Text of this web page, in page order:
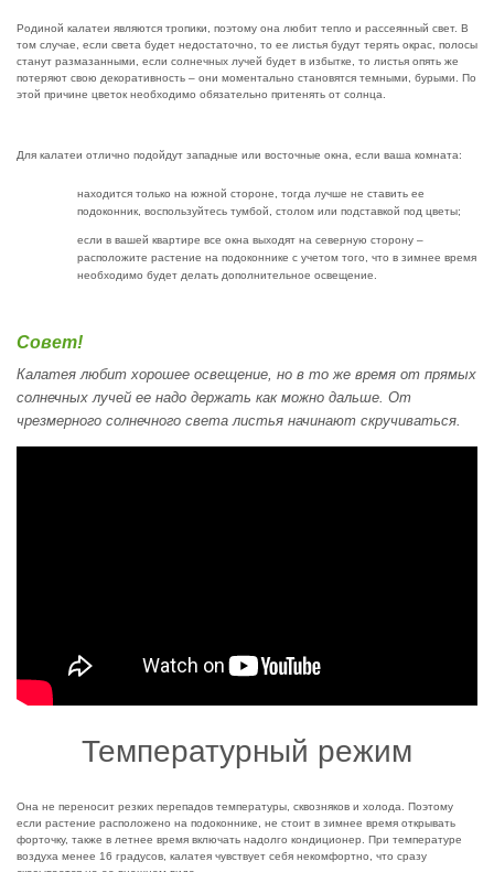
Родиной калатеи являются тропики, поэтому она любит тепло и рассеянный свет. В
том случае, если света будет недостаточно, то ее листья будут терять окрас, полосы
станут размазанными, если солнечных лучей будет в избытке, то листья опять же
потеряют свою декоративность – они моментально становятся темными, бурыми. По
этой причине цветок необходимо обязательно притенять от солнца.
Для калатеи отлично подойдут западные или восточные окна, если ваша комната:
находится только на южной стороне, тогда лучше не ставить ее
подоконник, воспользуйтесь тумбой, столом или подставкой под цветы;
если в вашей квартире все окна выходят на северную сторону –
расположите растение на подоконнике с учетом того, что в зимнее время
необходимо будет делать дополнительное освещение.
Совет!
Калатея любит хорошее освещение, но в то же время от прямых
солнечных лучей ее надо держать как можно дальше. От
чрезмерного солнечного света листья начинают скручиваться.
Температурный режим
Она не переносит резких перепадов температуры, сквозняков и холода. Поэтому
если растение расположено на подоконнике, не стоит в зимнее время открывать
форточку, также в летнее время включать надолго кондиционер. При температуре
воздуха менее 16 градусов, калатея чувствует себя некомфортно, что сразу